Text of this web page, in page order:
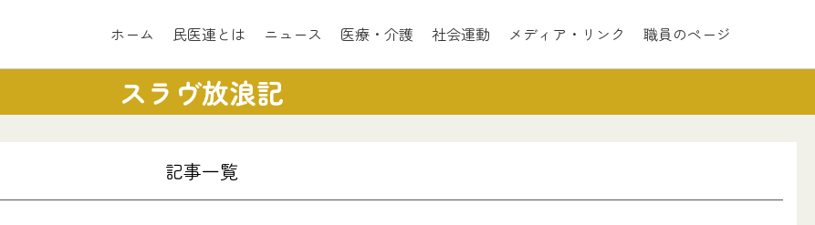
ホーム 民医連とは ニュース 医療・介護 社会運動 メディア・リンク 職員のページ
スラヴ放浪記
記事一覧